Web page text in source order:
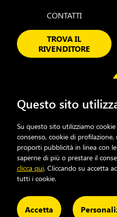
CONTATTI
TROVA IL
RIVENDITORE
FACEBOOK INSTAGRAM
Cookie Policy
Questo sito
Su questo sito utilizziamo
consenso, cookie di
proporti pubblicità in linea con
saperne di più o prestare il
clicca qui. Cliccando su accetta
tutti i cookie.
Accetta